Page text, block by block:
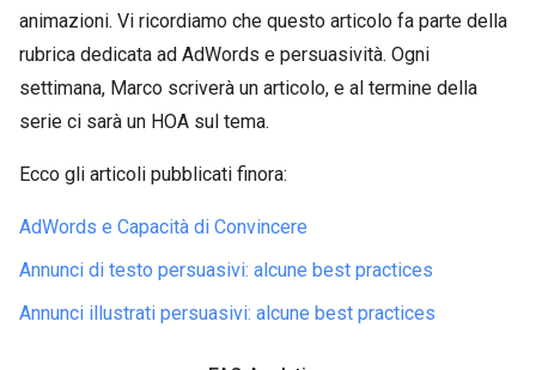
animazioni. Vi ricordiamo che questo articolo fa parte della
rubrica dedicata ad AdWords e persuasività. Ogni
settimana, Marco scriverà un articolo, e al termine della
serie ci sarà un HOA sul tema.
Ecco gli articoli pubblicati finora:
AdWords e Capacità di Convincere
Annunci di testo persuasivi: alcune best practices
Annunci illustrati persuasivi: alcune best practices